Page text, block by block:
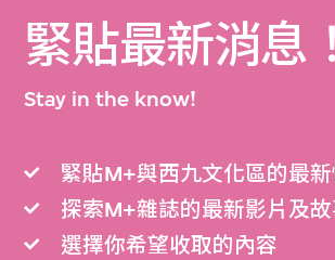
緊貼最新消息！
Stay in the know!
緊貼M+與西九文化區的最
探索M+雜誌的最新影片及
選擇你希望收取的內容